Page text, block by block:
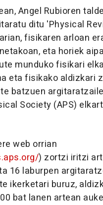
Angel Rubioren
ditu 'Physical
fisikaren arloan
eta horiek
munduko fisikari
eta fisikako aldizkari
batzuen
Society (APS)
web orrian
) zortzi iritzi
16 laburpen
ikerketari buruz,
bat lanen artean